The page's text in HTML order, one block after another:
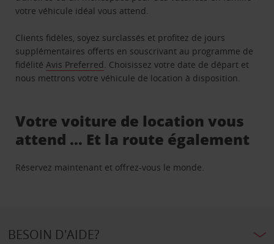
votre véhicule idéal vous attend.
Clients fidèles, soyez surclassés et profitez de jours
supplémentaires offerts en souscrivant au programme de
fidélitéAvis Preferred. Choisissez votre date de départ et
nous mettrons votre véhicule de location à disposition.
Votre voiture de location vous
attend … Et la route également
Réservez maintenant et offrez-vous le monde.
BESOIN D'AIDE?